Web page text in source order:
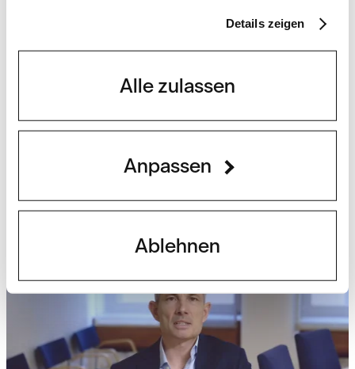
Details zeigen
Alle zulassen
Anpassen
Ablehnen
Nationalfeiertag: Freiheit
beginnt beim Fiskus.